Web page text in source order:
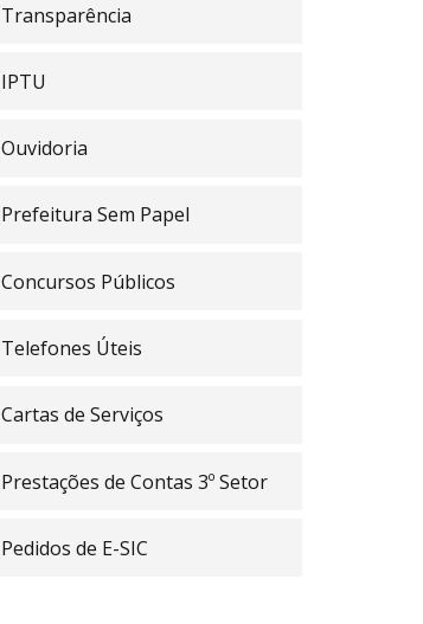
Transparência
IPTU
Ouvidoria
Prefeitura Sem Papel
Concursos Públicos
Telefones Úteis
Cartas de Serviços
Prestações de Contas 3º Setor
Pedidos de E-SIC